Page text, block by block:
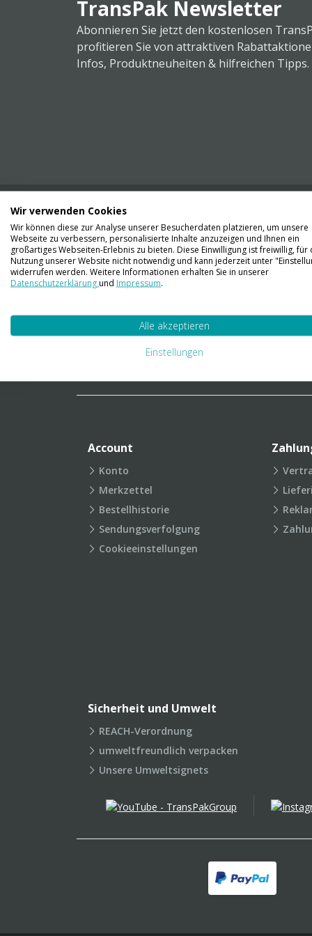
TransPak Newsletter
Abonnieren Sie jetzt den kostenlosen
profitieren Sie von attraktiven
Infos, Produktneuheiten & hilfreichen Tipps.
Kontaktieren Sie uns
061 711 73 56
Verpackungslexikon
FAQ
Account
Konto
Merkzettel
Bestellhistorie
Sendungsverfolgung
Cookieeinstellungen
Sicherheit und Umwelt
REACH-Verordnung
umweltfreundlich verpacken
Unsere Umweltsignets
Wir verwenden Cookies
Wir können diese zur Analyse unserer Besucherdaten platzieren, um unsere
Webseite zu verbessern, personalisierte Inhalte anzuzeigen und Ihnen ein
großartiges Webseiten-Erlebnis zu bieten. Diese Einwilligung ist freiwillig, für
Nutzung unserer Website nicht notwendig und kann jederzeit unter
widerrufen werden. Weitere Informationen erhalten Sie in unserer
Datenschutzerklärungund Impressum.
Alle akzeptieren
Einstellungen